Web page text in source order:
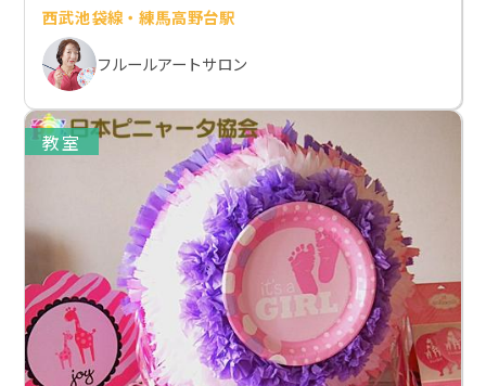
西武池袋線・練馬高野台駅
フルールアートサロン
教室